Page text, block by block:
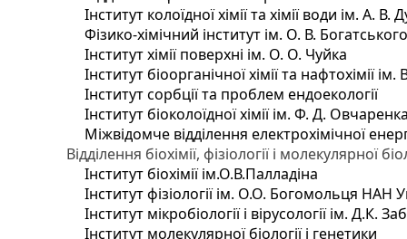
Інститут колоїдної хімії та хімії води ім. А.
Фізико-хімічний інститут ім. О. В.
Інститут хімії поверхні ім. О. О. Чуйка
Інститут біоорганічної хімії та нафтохімії
Інститут сорбції та проблем ендоекології
Інститут біоколоїдної хімії ім. Ф. Д.
Міжвідомче відділення електрохімічної
Відділення біохімії, фізіології і молекулярної
Інститут біохімії ім.О.В.Палладіна
Інститут фізіології ім. О.О. Богомольця НАН
Інститут мікробіології і вірусології ім. Д.К.
Інститут молекулярної біології і генетики